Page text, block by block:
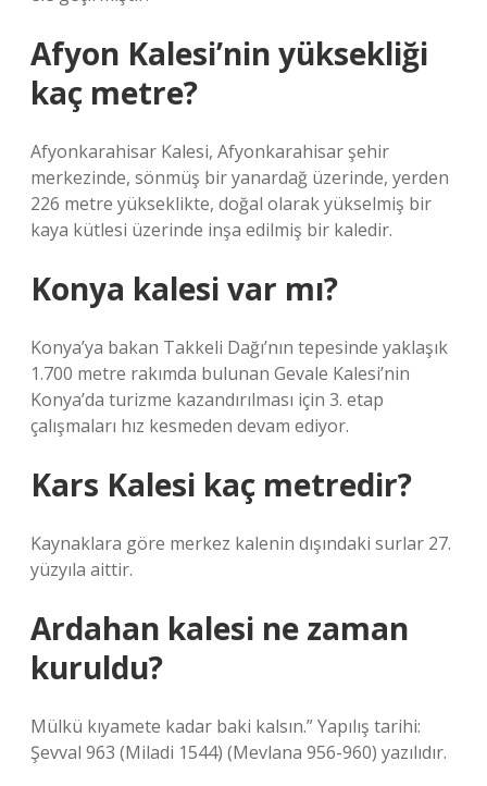
Afyon Kalesi’nin yüksekliği
kaç metre?
Afyonkarahisar Kalesi, Afyonkarahisar şehir
merkezinde, sönmüş bir yanardağ üzerinde, yerden
226 metre yükseklikte, doğal olarak yükselmiş bir
kaya kütlesi üzerinde inşa edilmiş bir kaledir.
Konya kalesi var mı?
Konya’ya bakan Takkeli Dağı’nın tepesinde yaklaşık
1.700 metre rakımda bulunan Gevale Kalesi’nin
Konya’da turizme kazandırılması için 3. etap
çalışmaları hız kesmeden devam ediyor.
Kars Kalesi kaç metredir?
Kaynaklara göre merkez kalenin dışındaki surlar 27.
yüzyıla aittir.
Ardahan kalesi ne zaman
kuruldu?
Mülkü kıyamete kadar baki kalsın.” Yapılış tarihi:
Şevval 963 (Miladi 1544) (Mevlana 956-960) yazılıdır.